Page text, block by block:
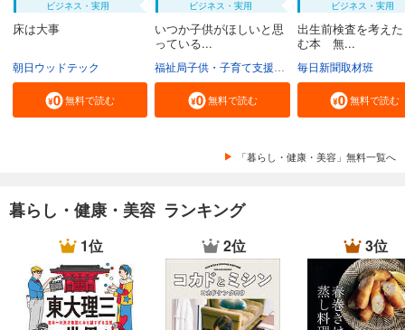
ビジネス・実用
床は大事
朝日ウッドテック
無料で読む
ビジネス・実用
いつか子供がほしいと思
っている...
東京都
無料で読む
ビジネス・実用
出生前検査を考え
む本 無...
毎日新聞取材班
無料で読む
「暮らし・健康・美容」無料一覧へ
暮らし・健康・美容 ランキング
1位 2位 3位